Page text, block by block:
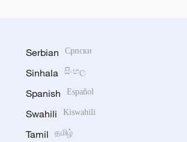
Serbian Српски
Sinhala සිංහල
Spanish Español
Swahili Kiswahili
Tamil தமிழ்